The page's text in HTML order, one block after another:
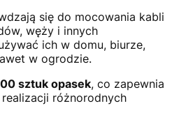
się do mocowania kabli
węży i innych
ich w domu, biurze,
w ogrodzie.
sztuk opasek, co zapewnia
różnorodnych